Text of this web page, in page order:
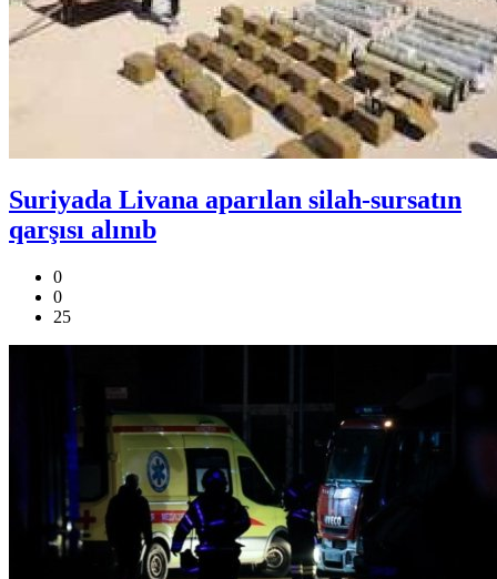
Suriyada Livana aparılan silah-sursatın
qarşısı alınıb
0
0
25